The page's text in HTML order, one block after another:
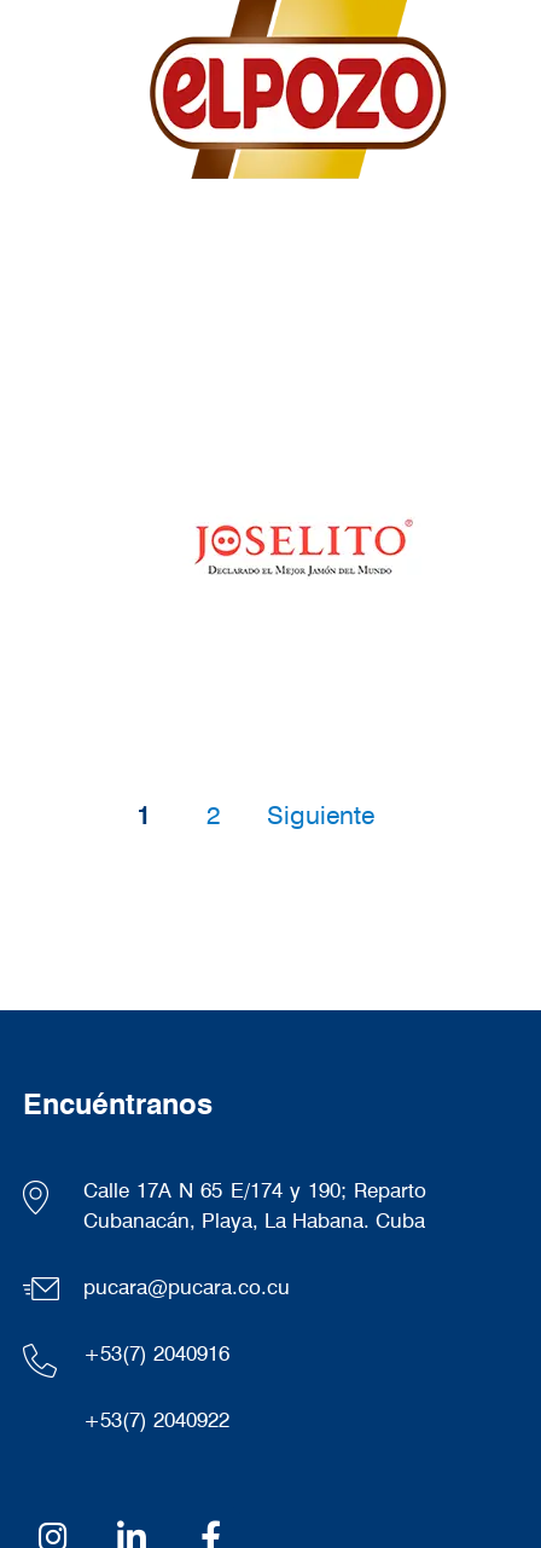
Jugos
Página
1 Página
2 Siguiente página
Siguiente
Encuéntranos
Calle 17A N 65 E/174 y 190; Reparto
Cubanacán, Playa, La Habana. Cuba
pucara@pucara.co.cu
+53(7) 2040916
+53(7) 2040922